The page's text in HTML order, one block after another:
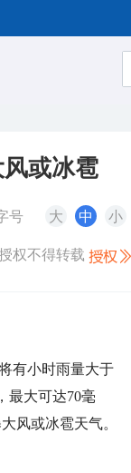
或冰雹
号 大 中 小
权不得转载
有小时雨量大于
最大可达70毫
风或冰雹天气。